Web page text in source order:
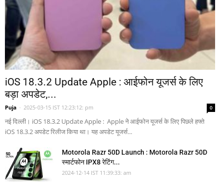
iOS 18.3.2 Update Apple : आईफोन यूजर्स के लिए
बड़ा अपडेट,...
Puja - 2025-03-15 IST 12:23:12: pm 0
नई दिल्ली। iOS 18.3.2 Update Apple : Apple ने आईफोन यूजर्स के लिए पिछले हफ्ते
iOS 18.3.2 अपडेट रिलीज किया था। यह अपडेट यूजर्स...
Motorola Razr 50D Launch : Motorola Razr 50D
स्मार्टफोन IPX8 रेटिंग...
2024-12-14 IST 11:39:33: am